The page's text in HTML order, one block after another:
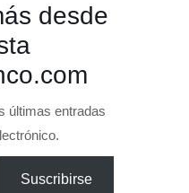
desde
últimas entradas
Suscribirse